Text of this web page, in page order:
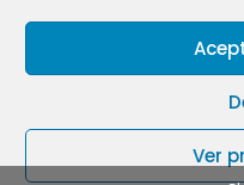
Ver
© 2018 TIMADORES |
INTERNET
·